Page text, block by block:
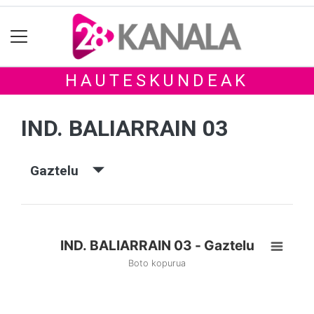
HAUTESKUNDEAK
IND. BALIARRAIN 03
Gaztelu
IND. BALIARRAIN 03 - Gaztelu
Boto kopurua